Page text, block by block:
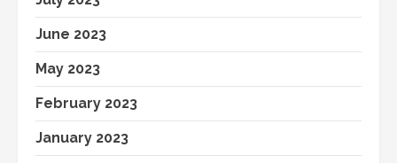
June 2023
May 2023
February 2023
January 2023